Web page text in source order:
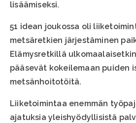
lisäämiseksi.
51 idean joukossa oli
metsäretkien järjestäminen
Elämysretkillä
pääsevät kokeilemaan puiden
metsänhoitotöitä.
Liiketoimintaa enemmän
ajatuksia yleishyödyllisistä